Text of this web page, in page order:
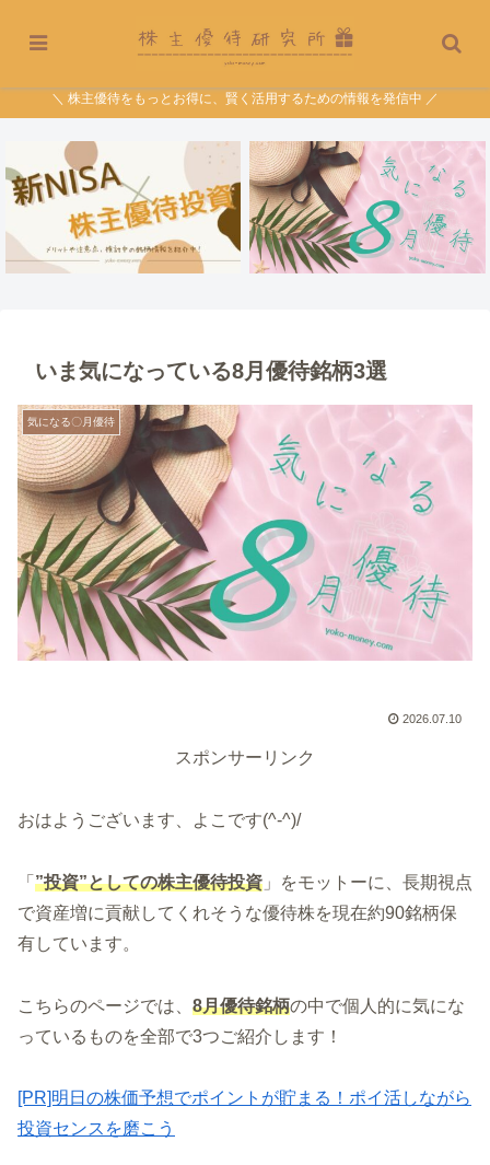
＼ 株主優待をもっとお得に、賢く活用するための情報を発信中 ／
いま気になっている8月優待銘柄3選
気になる〇月優待
2026.07.10
スポンサーリンク
おはようございます、よこです(^-^)/
「 ”投資”としての株主優待投資 」をモットーに、長期視点
で資産増に貢献してくれそうな優待株を現在約90銘柄保
有しています。
こちらのページでは、 8月優待銘柄の中で個人的に気にな
っているものを全部で3つご紹介します！
[PR]明日の株価予想でポイントが貯まる！ポイ活しながら
投資センスを磨こう